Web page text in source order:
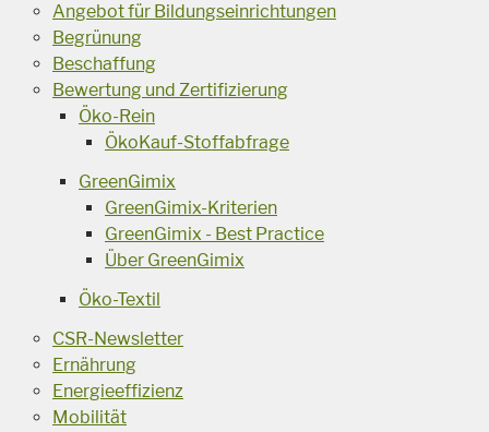
Angebot für Bildungseinrichtungen
Begrünung
Beschaffung
Bewertung und Zertifizierung
Öko-Rein
ÖkoKauf-Stoffabfrage
GreenGimix
GreenGimix-Kriterien
GreenGimix - Best Practice
Über GreenGimix
Öko-Textil
CSR-Newsletter
Ernährung
Energieeffizienz
Mobilität